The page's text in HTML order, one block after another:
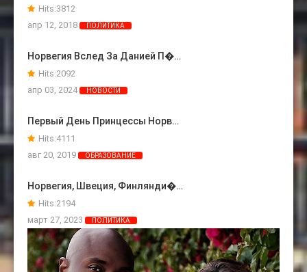
Hits:3812
апр 12, 2018
ПОЛИТИКА
Норвегия Вслед За Данией П�…
Hits:2092
апр 03, 2024
НОВОСТИ
Первый День Принцессы Норв…
Hits:4111
авг 20, 2019
ОБРАЗОВАНИЕ
Норвегия, Швеция, Финлянди�…
Hits:2194
март 27, 2023
ПОЛИТИКА